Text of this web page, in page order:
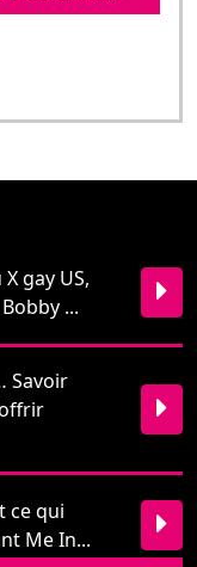
gay US,
Me In...